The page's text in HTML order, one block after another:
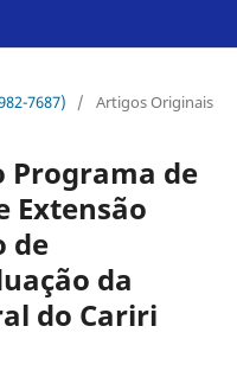
7687)
/ Artigos Originais
Programa de
Extensão
de
da
do Cariri